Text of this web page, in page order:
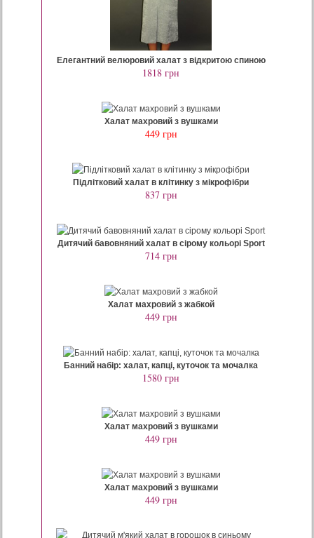
Елегантний велюровий халат з відкритою спиною
1818 грн
Халат махровий з вушками
449 грн
Підлітковий халат в клітинку з мікрофібри
837 грн
Дитячий бавовняний халат в сірому кольорі Sport
714 грн
Халат махровий з жабкой
449 грн
Банний набір: халат, капці, куточок та мочалка
1580 грн
Халат махровий з вушками
449 грн
Халат махровий з вушками
449 грн